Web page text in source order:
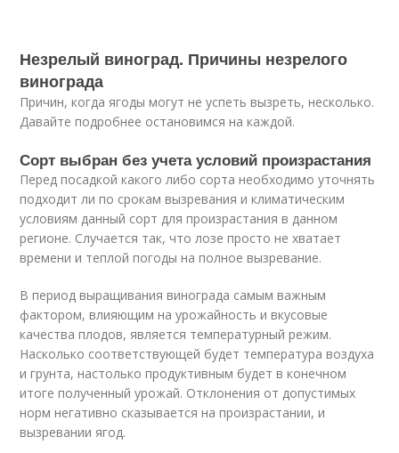
Незрелый виноград. Причины незрелого
винограда
Причин, когда ягоды могут не успеть вызреть, несколько.
Давайте подробнее остановимся на каждой.
Сорт выбран без учета условий произрастания
Перед посадкой какого либо сорта необходимо уточнять
подходит ли по срокам вызревания и климатическим
условиям данный сорт для произрастания в данном
регионе. Случается так, что лозе просто не хватает
времени и теплой погоды на полное вызревание.
В период выращивания винограда самым важным
фактором, влияющим на урожайность и вкусовые
качества плодов, является температурный режим.
Насколько соответствующей будет температура воздуха
и грунта, настолько продуктивным будет в конечном
итоге полученный урожай. Отклонения от допустимых
норм негативно сказывается на произрастании, и
вызревании ягод.